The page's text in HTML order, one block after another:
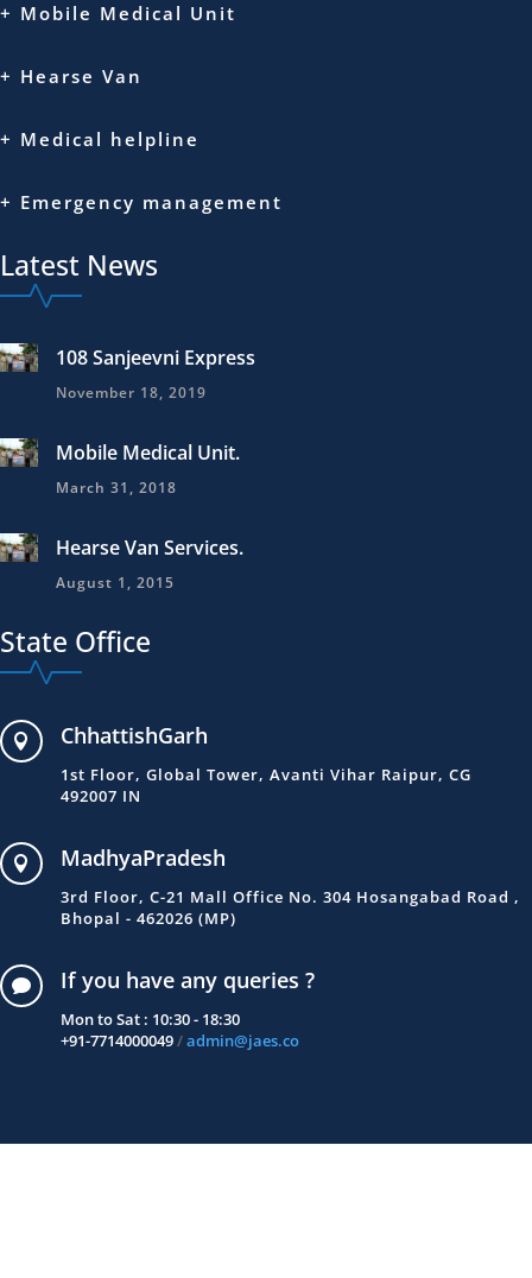
+ Mobile Medical Unit
+ Hearse Van
+ Medical helpline
+ Emergency management
Latest News
108 Sanjeevni Express
November 18, 2019
Mobile Medical Unit.
March 31, 2018
Hearse Van Services.
August 1, 2015
State Office
 ChhattishGarh
1st Floor, Global Tower, Avanti Vihar Raipur, CG
492007 IN
 MadhyaPradesh
3rd Floor, C-21 Mall Office No. 304 Hosangabad Road ,
Bhopal - 462026 (MP)
 If you have any queries ?
Mon to Sat : 10:30 - 18:30
+91-7714000049/admin@jaes.co